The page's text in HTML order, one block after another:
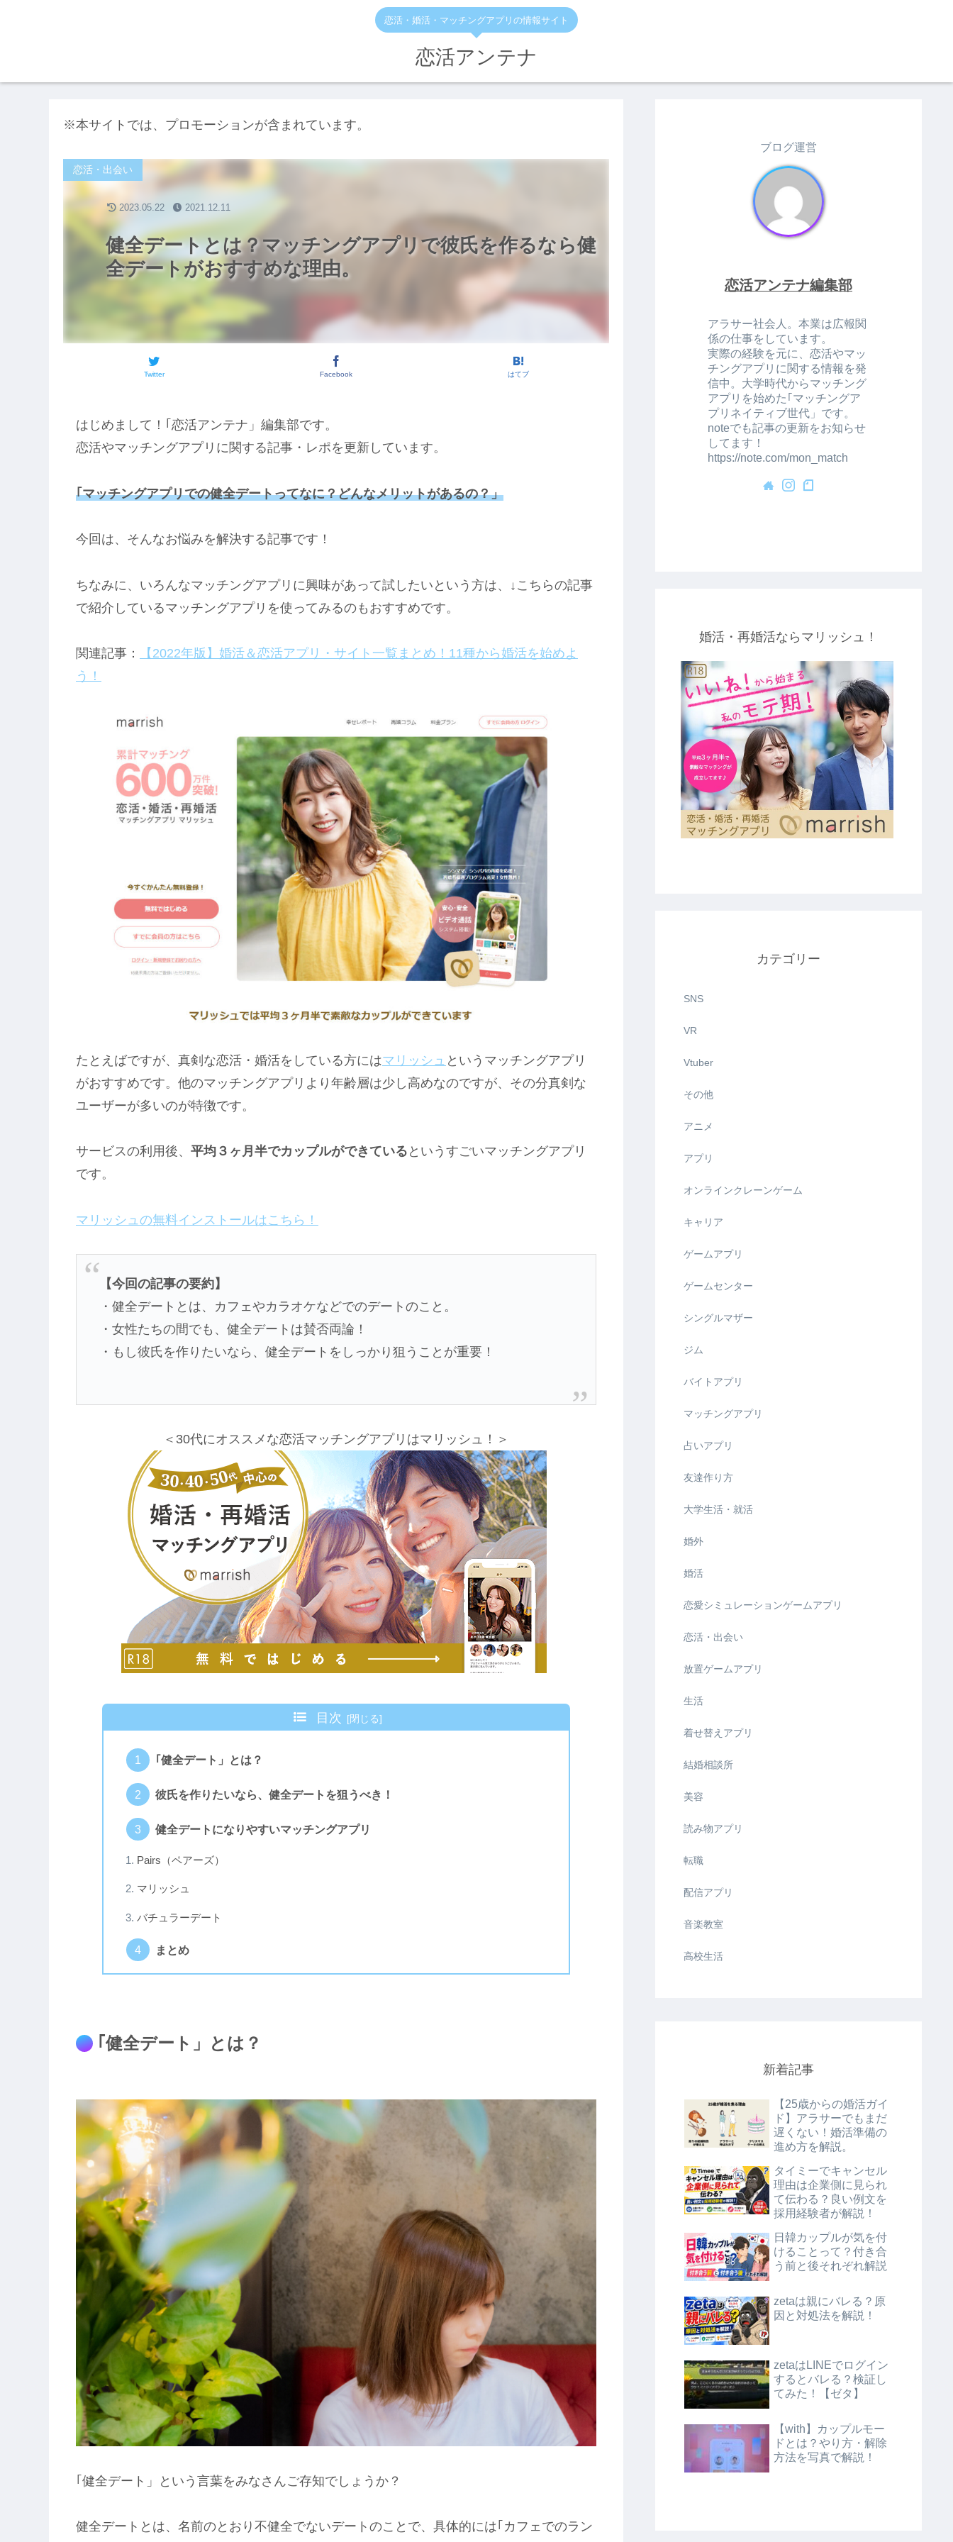
恋活・婚活・マッチングアプリの情報サイト
恋活アンテナ
※本サイトでは、プロモーションが含まれています。
健全デートとは？マッチングアプリで彼氏を作るなら健
全デートがおすすめな理由。
恋活・出会い
Twitter Facebook はてブ
2023.05.22 2021.12.11
はじめまして！｢恋活アンテナ」編集部です。
恋活やマッチングアプリに関する記事・レポを更新しています。
｢マッチングアプリでの健全デートってなに？どんなメリットがあるの？」
今回は、そんなお悩みを解決する記事です！
ちなみに、いろんなマッチングアプリに興味があって試したいという方は、↓こちらの記事
で紹介しているマッチングアプリを使ってみるのもおすすめです。
関連記事：
【2022年版】婚活＆恋活アプリ・サイト一覧まとめ！11種から婚活を始めよ
う！
たとえばですが、真剣な恋活・婚活をしている方にはマリッシュ というマッチングアプリ
がおすすめです。他のマッチングアプリより年齢層は少し高めなのですが、その分真剣な
ユーザーが多いのが特徴です。
サービスの利用後、 平均３ヶ月半でカップルができている というすごいマッチングアプリ
です。
マリッシュの無料インストールはこちら！
【今回の記事の要約】
・健全デートとは、カフェやカラオケなどでのデートのこと。
・女性たちの間でも、健全デートは賛否両論！
・もし彼氏を作りたいなら、健全デートをしっかり狙うことが重要！
＜30代にオススメな恋活マッチングアプリはマリッシュ！＞
目次
｢健全デート」とは？
彼氏を作りたいなら、健全デートを狙うべき！
健全デートになりやすいマッチングアプリ
Pairs（ペアーズ）
マリッシュ
バチュラーデート
まとめ
｢健全デート」とは？
｢健全デート」という言葉をみなさんご存知でしょうか？
健全デートとは、名前のとおり不健全でないデートのことで、具体的には｢カフェでのラン
ブログ運営
恋活アンテナ編集部
アラサー社会人。本業は広報関
係の仕事をしています。
実際の経験を元に、恋活やマッ
チングアプリに関する情報を発
信中。大学時代からマッチング
アプリを始めた｢マッチングア
プリネイティブ世代」です。
noteでも記事の更新をお知らせ
してます！
https://note.com/mon_match
婚活・再婚活ならマリッシュ！
カテゴリー
SNS
VR
Vtuber
その他
アニメ
アプリ
オンラインクレーンゲーム
キャリア
ゲームアプリ
ゲームセンター
シングルマザー
ジム
バイトアプリ
マッチングアプリ
占いアプリ
友達作り方
大学生活・就活
婚外
婚活
恋愛シミュレーションゲームアプリ
恋活・出会い
放置ゲームアプリ
生活
着せ替えアプリ
結婚相談所
美容
読み物アプリ
転職
配信アプリ
音楽教室
高校生活
新着記事
【25歳からの婚活ガイ
ド】アラサーでもまだ
遅くない！婚活準備の
進め方を解説。
タイミーでキャンセル
理由は企業側に見られ
て伝わる？良い例文を
採用経験者が解説！
日韓カップルが気を付
けることって？付き合
う前と後それぞれ解説
zetaは親にバレる？原
因と対処法を解説！
zetaはLINEでログイン
するとバレる？検証し
てみた！【ゼタ】
【with】カップルモー
ドとは？やり方・解除
方法を写真で解説！